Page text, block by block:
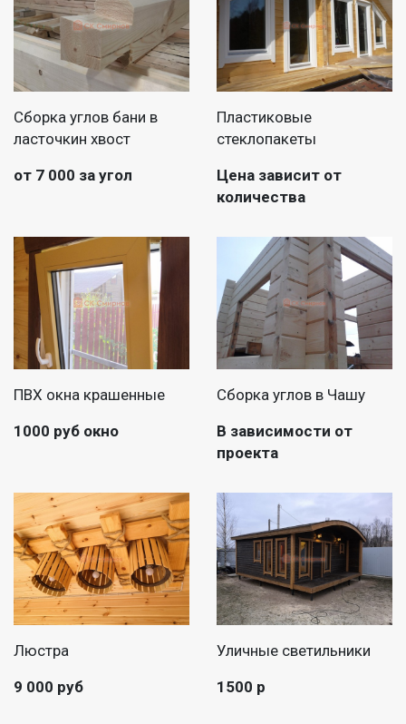
Сборка углов бани в
ласточкин хвост
от 7 000 за угол
Пластиковые
стеклопакеты
Цена зависит от
количества
ПВХ окна крашенные
1000 руб окно
Сборка углов в Чашу
В зависимости от
проекта
Люстра
9 000 руб
Уличные светильники
1500 р